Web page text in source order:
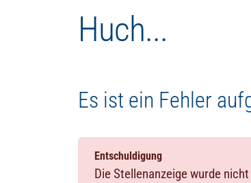
Huch...
Es ist ein Fehler
Entschuldigung
Die Stellenanzeige wurde